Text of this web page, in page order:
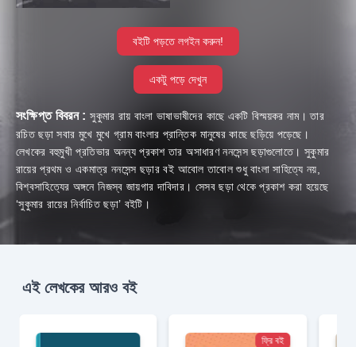
বইটি পড়তে লগইন করুন!
একটু পড়ে দেখুন
সংক্ষিপ্ত বিবরন : সুকুমার রায় বাংলা ভাষাভাষীদের কাছে একটি বিস্ময়কর নাম। তার
রচিত ছড়া সবার মুখে মুখে গ্রাম বাংলার প্রান্তিক মানুষের কাছে ছড়িয়ে পড়েছে।
লেখকের বহুমুখী প্রতিভার অনন্য প্রকাশ তার অসাধারণ ননসেন্স ছড়াগুলোতে। সুকুমার
রায়ের প্রথম ও একমাত্র ননসেন্স ছড়ার বই আবোল তাবোল শুধু বাংলা সাহিত্যে নয়,
বিশ্বসাহিত্যের অঙ্গনে নিজস্ব জায়গার দাবিদার। সেসব ছড়া থেকে প্রকাশ করা হয়েছে
‘সুকুমার রায়ের নির্বাচিত ছড়া’ বইটি।
এই লেখকের আরও বই
ফ্রি বই